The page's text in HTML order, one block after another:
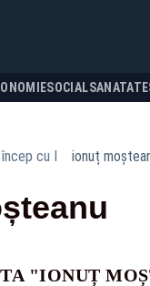
SOCIALSANATATE
cu I ionuț
"IONUȚ